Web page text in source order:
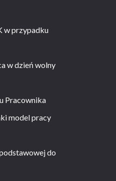
w przypadku
w dzień wolny
Pracownika
model pracy
do